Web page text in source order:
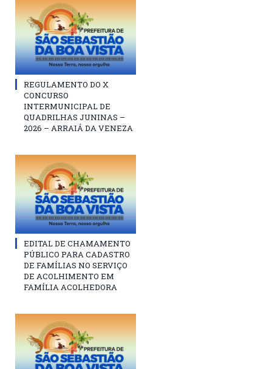
REGULAMENTO DO X
CONCURSO
INTERMUNICIPAL DE
QUADRILHAS JUNINAS –
2026 – ARRAIÁ DA VENEZA
EDITAL DE CHAMAMENTO
PÚBLICO PARA CADASTRO
DE FAMÍLIAS NO SERVIÇO
DE ACOLHIMENTO EM
FAMÍLIA ACOLHEDORA